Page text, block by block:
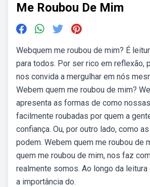
Me Roubou De Mim
Webquem me roubou de mim? É
para todos. Por ser rico em reflexão,
nos convida a mergulhar em nós
Webem quem me roubou de mim?
apresenta as formas de como
facilmente roubadas por quem a
confiança. Ou, por outro lado, como
podem. Webem quem me roubou de
quem me roubou de mim, nos faz
realmente somos. Ao longo da
a importância do.